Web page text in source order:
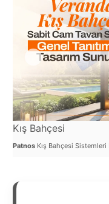
Kış Bahçesi
Patnos Kış Bahçesi